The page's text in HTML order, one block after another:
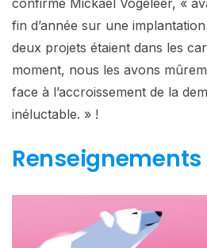
fin d’année sur une
deux projets étaient dans les
moment, nous les avons
face à l’accroissement de la
inéluctable. » !